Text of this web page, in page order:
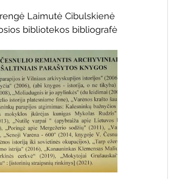
Parengė Laimutė Cibulskienė
Varėnos viešosios bibliotekos bibliografė